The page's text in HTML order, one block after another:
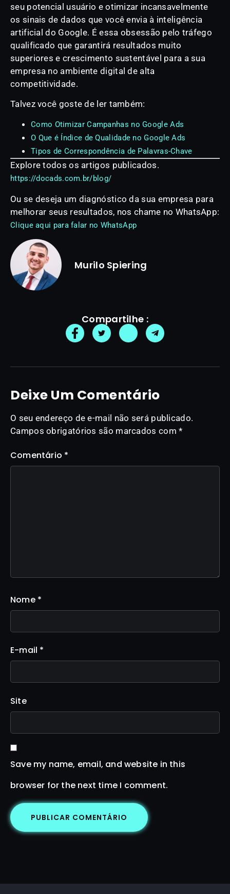
seu potencial usuário e otimizar incansavelmente
os sinais de dados que você envia à inteligência
artificial do Google. É essa obsessão pelo tráfego
qualificado que garantirá resultados muito
superiores e crescimento sustentável para a sua
empresa no ambiente digital de alta
competitividade.
Talvez você goste de ler também:
Como Otimizar Campanhas no Google Ads
O Que é Índice de Qualidade no Google Ads
Tipos de Correspondência de Palavras-Chave
Explore todos os artigos publicados.
https://docads.com.br/blog/
Ou se deseja um diagnóstico da sua empresa para
melhorar seus resultados, nos chame no WhatsApp:
Clique aqui para falar no WhatsApp
Murilo Spiering
Compartilhe :
Deixe Um Comentário
O seu endereço de e-mail não será publicado.
Campos obrigatórios são marcados com*
Comentário *
Nome *
E-mail *
Site
Save my name, email, and website in this
browser for the next time I comment.